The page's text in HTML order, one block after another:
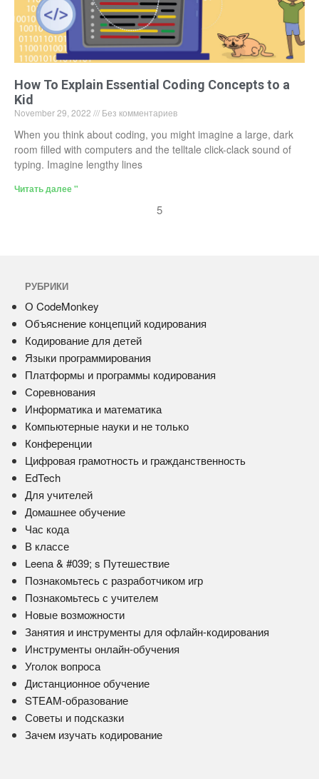
How To Explain Essential Coding Concepts to a
Kid
November 29, 2022 Без комментариев
When you think about coding, you might imagine a large, dark
room filled with computers and the telltale click-clack sound of
typing. Imagine lengthy lines
Читать далее "
5
РУБРИКИ
О CodeMonkey
Объяснение концепций кодирования
Кодирование для детей
Языки программирования
Платформы и программы кодирования
Соревнования
Информатика и математика
Компьютерные науки и не только
Конференции
Цифровая грамотность и гражданственность
EdTech
Для учителей
Домашнее обучение
Час кода
В классе
Leena & #039; s Путешествие
Познакомьтесь с разработчиком игр
Познакомьтесь с учителем
Новые возможности
Занятия и инструменты для офлайн-кодирования
Инструменты онлайн-обучения
Уголок вопроса
Дистанционное обучение
STEAM-образование
Советы и подсказки
Зачем изучать кодирование